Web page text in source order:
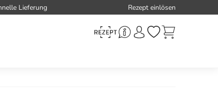
Lieferung Rezept einlösen